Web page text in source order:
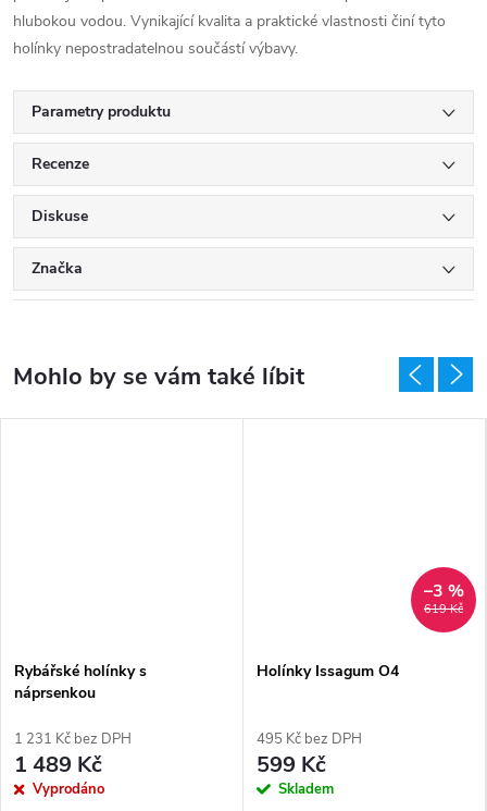
hlubokou vodou. Vynikající kvalita a praktické vlastnosti činí tyto
holínky nepostradatelnou součástí výbavy.
Parametry produktu
Recenze
Diskuse
Značka
Rybářské holínky s
náprsenkou
1 231 Kč bez DPH
1 489 Kč
Vyprodáno
619 Kč
–3 %
Holínky Issagum O4
495 Kč bez DPH
599 Kč
Skladem